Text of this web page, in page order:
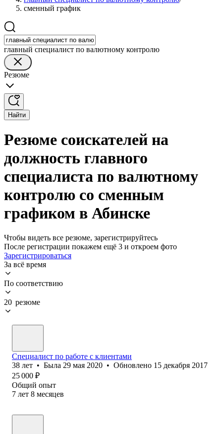
сменный график
главный специалист по валютному контролю
Резюме
Найти
Резюме соискателей на
должность главного
специалиста по валютному
контролю со сменным
графиком в Абинске
Чтобы видеть все резюме, зарегистрируйтесь
После регистрации покажем ещё 3 и откроем фото
Зарегистрироваться
За всё время
По соответствию
20 резюме
Специалист по работе с клиентами
38 лет • Была 29 мая 2020 • Обновлено 15 декабря 2017
25 000 ₽
Общий опыт
7 лет 8 месяцев